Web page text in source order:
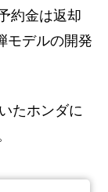
約金は返却
モデルの開発
たホンダに